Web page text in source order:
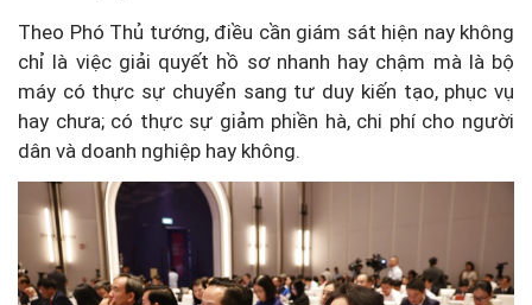
Theo Phó Thủ tướng, điều cần giám sát hiện nay không
chỉ là việc giải quyết hồ sơ nhanh hay chậm mà là bộ
máy có thực sự chuyển sang tư duy kiến tạo, phục vụ
hay chưa; có thực sự giảm phiền hà, chi phí cho người
dân và doanh nghiệp hay không.